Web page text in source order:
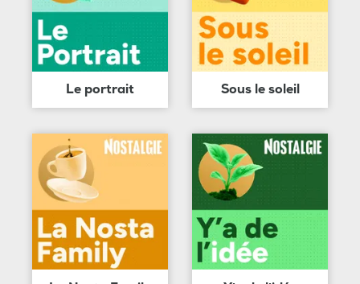
Le portrait Sous le soleil